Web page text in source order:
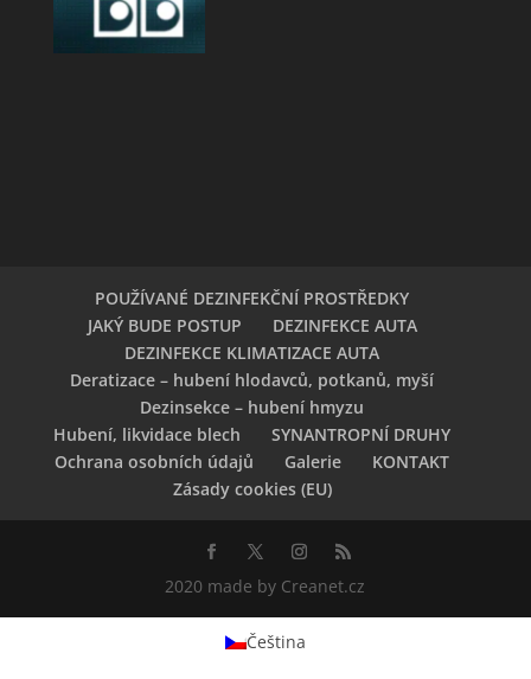
POUŽÍVANÉ DEZINFEKČNÍ PROSTŘEDKY
JAKÝ BUDE POSTUP
DEZINFEKCE AUTA
DEZINFEKCE KLIMATIZACE AUTA
Deratizace – hubení hlodavců, potkanů, myší
Dezinsekce – hubení hmyzu
Hubení, likvidace blech
SYNANTROPNÍ DRUHY
Ochrana osobních údajů
Galerie
KONTAKT
Zásady cookies (EU)
2020 made by Creanet.cz
Čeština